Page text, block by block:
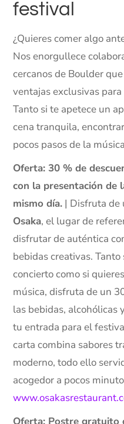
festival
¿Quieres comer algo
Nos enorgullece
cercanos de Boulder
ventajas exclusivas
Tanto si te apetece un
cena tranquila,
pocos pasos de la
Oferta: 30 % de
con la presentación de
mismo día. | Disfruta de
Osaka, el lugar de
disfrutar de auténtica
bebidas creativas.
concierto como si
música, disfruta de un
las bebidas, alcohólicas
tu entrada para el
carta combina sabores
moderno, todo ello
acogedor a pocos